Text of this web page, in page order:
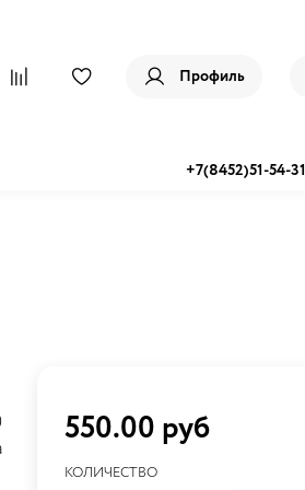
Профиль
+7(8452)51-54-31
550.00 руб
КОЛИЧЕСТВО